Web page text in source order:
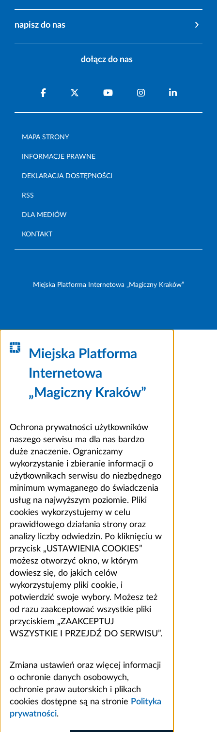
napisz do nas
dołącz do nas
MAPA STRONY
INFORMACJE PRAWNE
DEKLARACJA DOSTĘPNOŚCI
RSS
DLA MEDIÓW
KONTAKT
Miejska Platforma Internetowa „Magiczny Kraków”
Miejska Platforma
Internetowa
„Magiczny Kraków”
Ochrona prywatności użytkowników
naszego serwisu ma dla nas bardzo
duże znaczenie. Ograniczamy
wykorzystanie i zbieranie informacji o
użytkownikach serwisu do niezbędnego
minimum wymaganego do świadczenia
usług na najwyższym poziomie. Pliki
cookies wykorzystujemy w celu
prawidłowego działania strony oraz
analizy liczby odwiedzin. Po kliknięciu w
przycisk „USTAWIENIA COOKIES”
możesz otworzyć okno, w którym
dowiesz się, do jakich celów
wykorzystujemy pliki cookie, i
potwierdzić swoje wybory. Możesz też
od razu zaakceptować wszystkie pliki
przyciskiem „ZAAKCEPTUJ
WSZYSTKIE I PRZEJDŹ DO SERWISU”.
Zmiana ustawień oraz więcej informacji
o ochronie danych osobowych,
ochronie praw autorskich i plikach
cookies dostępne są na stronie Polityka
prywatności.